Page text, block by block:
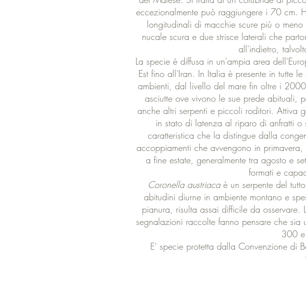
eccezionalmente può raggiungere i 70 cm.
longitudinali di macchie scure più o
nucale scura e due strisce laterali che
all'indietro,
La specie è diffusa in un'ampia area
Est fino all'Iran. In Italia è presente in tutte
ambienti, dal livello del mare fin oltre i
asciutte ove vivono le sue prede abituali,
anche altri serpenti e piccoli roditori. Attiva
in stato di latenza al riparo di anfratti o
caratteristica che la distingue dalla
accoppiamenti che avvengono in
a fine estate, generalmente tra agosto e
formati e
Coronella austriacaè un serpente del
abitudini diurne in ambiente montano e
pianura, risulta assai difficile da
segnalazioni raccolte fanno pensare che sia
300
E' specie protetta dalla Convenzione di